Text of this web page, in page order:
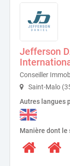
Jefferson
Conseiller
Saint-Malo
Autres langues
Manière dont le